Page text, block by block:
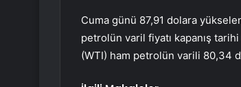
Cuma günü 87,91 dolara
petrolün varil fiyatı kapanış
(WTI) ham petrolün varili 80,34